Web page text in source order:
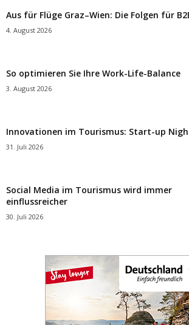
Aus für Flüge Graz–Wien: Die Folgen für
4. August 2026
So optimieren Sie Ihre Work-Life-Balance
3. August 2026
Innovationen im Tourismus: Start-up
31. Juli 2026
Social Media im Tourismus wird immer
einflussreicher
30. Juli 2026